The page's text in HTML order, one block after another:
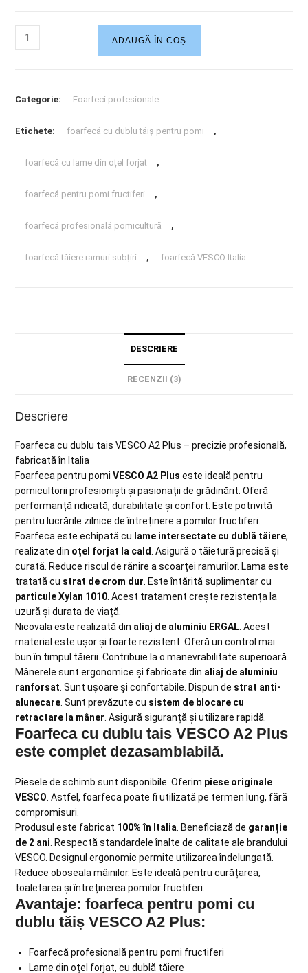
ADAUGĂ ÎN COȘ
Categorie: Foarfeci profesionale
Etichete: foarfecă cu dublu tăiș pentru pomi ,
foarfecă cu lame din oțel forjat ,
foarfecă pentru pomi fructiferi ,
foarfecă profesională pomicultură ,
foarfecă tăiere ramuri subțiri , foarfecă VESCO Italia
DESCRIERE
RECENZII (3)
Descriere
Foarfeca cu dublu tais VESCO A2 Plus – precizie profesională,
fabricată în Italia
Foarfeca pentru pomiVESCO A2 Plus este ideală pentru
pomicultorii profesioniști și pasionații de grădinărit. Oferă
performanță ridicată, durabilitate și confort. Este potrivită
pentru lucrările zilnice de întreținere a pomilor fructiferi.
Foarfeca este echipată cu lame intersectate cu dublă tăiere,
realizate din oțel forjat la cald . Asigură o tăietură precisă și
curată. Reduce riscul de rănire a scoarței ramurilor. Lama este
tratată cu strat de crom dur . Este întărită suplimentar cu
particule Xylan 1010 . Acest tratament crește rezistența la
uzură și durata de viață.
Nicovala este realizată din aliaj de aluminiu ERGAL . Acest
material este ușor și foarte rezistent. Oferă un control mai
bun în timpul tăierii. Contribuie la o manevrabilitate superioară.
Mânerele sunt ergonomice și fabricate din aliaj de aluminiu
ranforsat . Sunt ușoare și confortabile. Dispun de strat anti-
alunecare . Sunt prevăzute cu sistem de blocare cu
retractare la mâner . Asigură siguranță și utilizare rapidă.
Foarfeca cu dublu taisVESCO A2 Plus
estecomplet dezasamblabilă.
Piesele de schimb sunt disponibile. Oferim piese originale
VESCO . Astfel, foarfeca poate fi utilizată pe termen lung, fără
compromisuri.
Produsul este fabricat 100% în Italia . Beneficiază de garanție
de 2 ani . Respectă standardele înalte de calitate ale brandului
VESCO. Designul ergonomic permite utilizarea îndelungată.
Reduce oboseala mâinilor. Este ideală pentru curățarea,
toaletarea și întreținerea pomilor fructiferi.
Avantaje: foarfeca pentru pomi cu
dublu tăiș VESCO A2 Plus:
Foarfecă profesională pentru pomi fructiferi
Lame din oțel forjat, cu dublă tăiere